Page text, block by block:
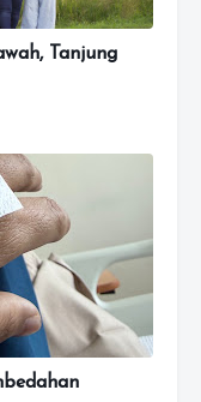
Tanjung